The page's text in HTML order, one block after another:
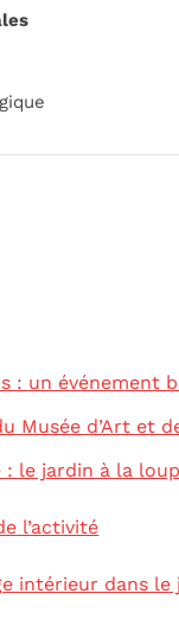
: un événement
Musée d’Art et
: le jardin à la
l’activité
intérieur dans le